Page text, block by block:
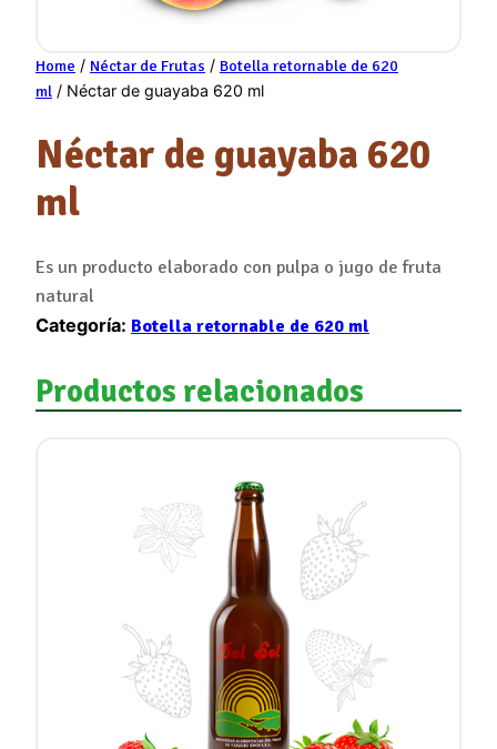
Home / Néctar de Frutas / Botella retornable de 620
ml / Néctar de guayaba 620 ml
Néctar de guayaba 620
ml
Es un producto elaborado con pulpa o jugo de fruta
natural
Categoría: Botella retornable de 620 ml
Productos relacionados